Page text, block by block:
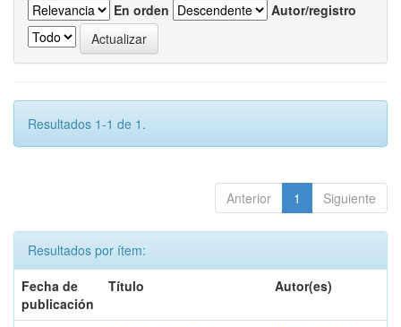
En orden
Autor/registro
Resultados 1-1 de 1.
Anterior 1 Siguiente
Resultados por ítem:
Fecha de
publicación
Título Autor(es)